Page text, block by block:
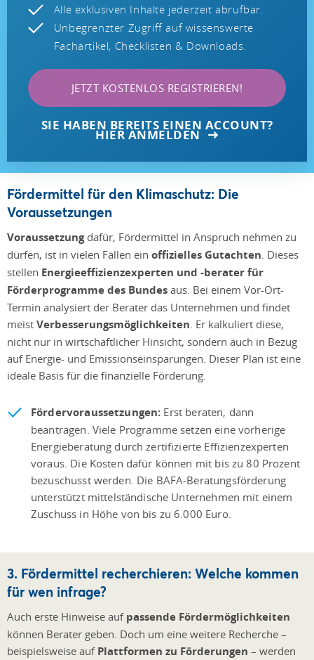
Alle exklusiven Inhalte jederzeit abrufbar.
Unbegrenzter Zugriff auf wissenswerte
Fachartikel, Checklisten & Downloads.
JETZT KOSTENLOS REGISTRIEREN!
SIE HABEN BEREITS EINEN ACCOUNT?
HIER ANMELDEN
Fördermittel für den Klimaschutz: Die
Voraussetzungen
Voraussetzungdafür, Fördermittel in Anspruch nehmen zu
dürfen, ist in vielen Fällen ein offizielles Gutachten . Dieses
stellen Energieeffizienzexperten und -berater für
Förderprogramme des Bundes aus. Bei einem Vor-Ort-
Termin analysiert der Berater das Unternehmen und findet
meist Verbesserungsmöglichkeiten . Er kalkuliert diese,
nicht nur in wirtschaftlicher Hinsicht, sondern auch in Bezug
auf Energie- und Emissionseinsparungen. Dieser Plan ist eine
ideale Basis für die finanzielle Förderung.
Fördervoraussetzungen: Erst beraten, dann
beantragen. Viele Programme setzen eine vorherige
Energieberatung durch zertifizierte Effizienzexperten
voraus. Die Kosten dafür können mit bis zu 80 Prozent
bezuschusst werden. Die BAFA-Beratungsförderung
unterstützt mittelständische Unternehmen mit einem
Zuschuss in Höhe von bis zu 6.000 Euro.
3. Fördermittel recherchieren: Welche kommen
für wen infrage?
Auch erste Hinweise auf passende Fördermöglichkeiten
können Berater geben. Doch um eine weitere Recherche –
beispielsweise auf Plattformen zu Förderungen – werden